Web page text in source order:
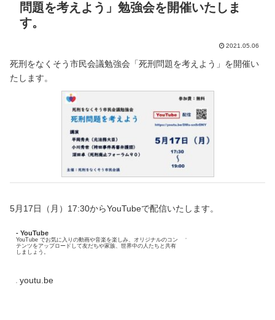
問題を考えよう」勉強会を開催いたしま
す。
2021.05.06
死刑をなくそう市民会議勉強会「死刑問題を考えよう」を開催い
たします。
5月17日（月）17:30からYouTubeで配信いたします。
- YouTube
YouTube でお気に入りの動画や音楽を楽しみ、オリジナルのコン
テンツをアップロードして友だちや家族、世界中の人たちと共有
しましょう。
youtu.be